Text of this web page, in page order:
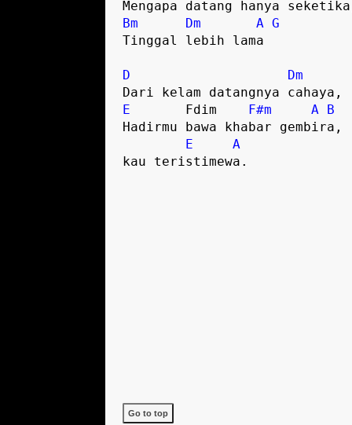
Bm
Dm A G
Tinggal lebih lama
D
Dm
E
       Fdim
F#m A
B
Hadirmu bawa khabar gembira,
E
A
Go to top